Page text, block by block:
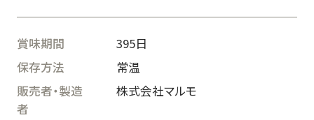
賞味期間
395日
保存方法
常温
販売者・製造
者
株式会社マルモ